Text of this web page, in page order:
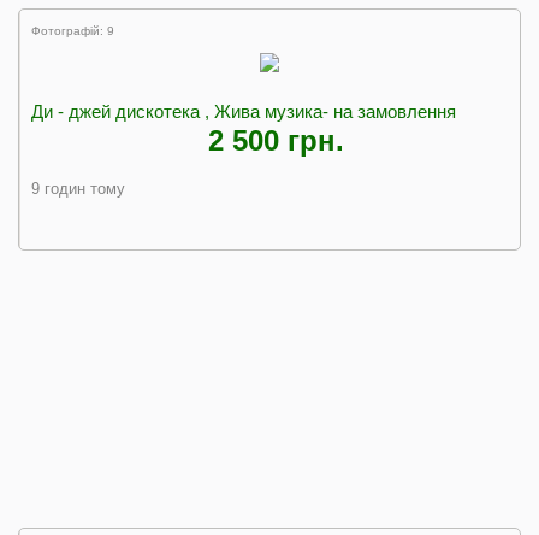
Фотографій: 9
Ди - джей дискотека , Жива музика- на замовлення
2 500 грн.
9 годин тому